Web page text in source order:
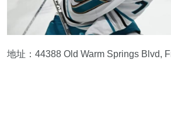
地址：44388 Old Warm Springs Blvd,